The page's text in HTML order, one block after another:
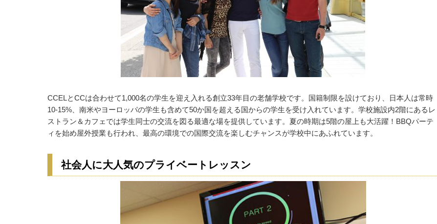
CCELとCCは合わせて1,000名の学生を迎え入れる創立33年目の老舗学校です。国籍制限を設けており、日本人は常時
10-15%、南米やヨーロッパの学生も含めて50か国を超える国からの学生を受け入れています。学校施設内2階にあるレ
ストラン＆カフェでは学生同士の交流を図る最適な場を提供しています。夏の時期は5階の屋上も大活躍！BBQパーテ
ィを始め屋外授業も行われ、最高の環境での国際交流を楽しむチャンスが学校中にあふれています。
社会人に大人気のプライベートレッスン